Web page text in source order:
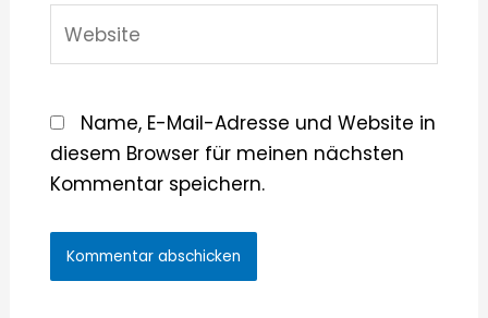
Name, E-Mail-Adresse und Website in
diesem Browser für meinen nächsten
Kommentar speichern.